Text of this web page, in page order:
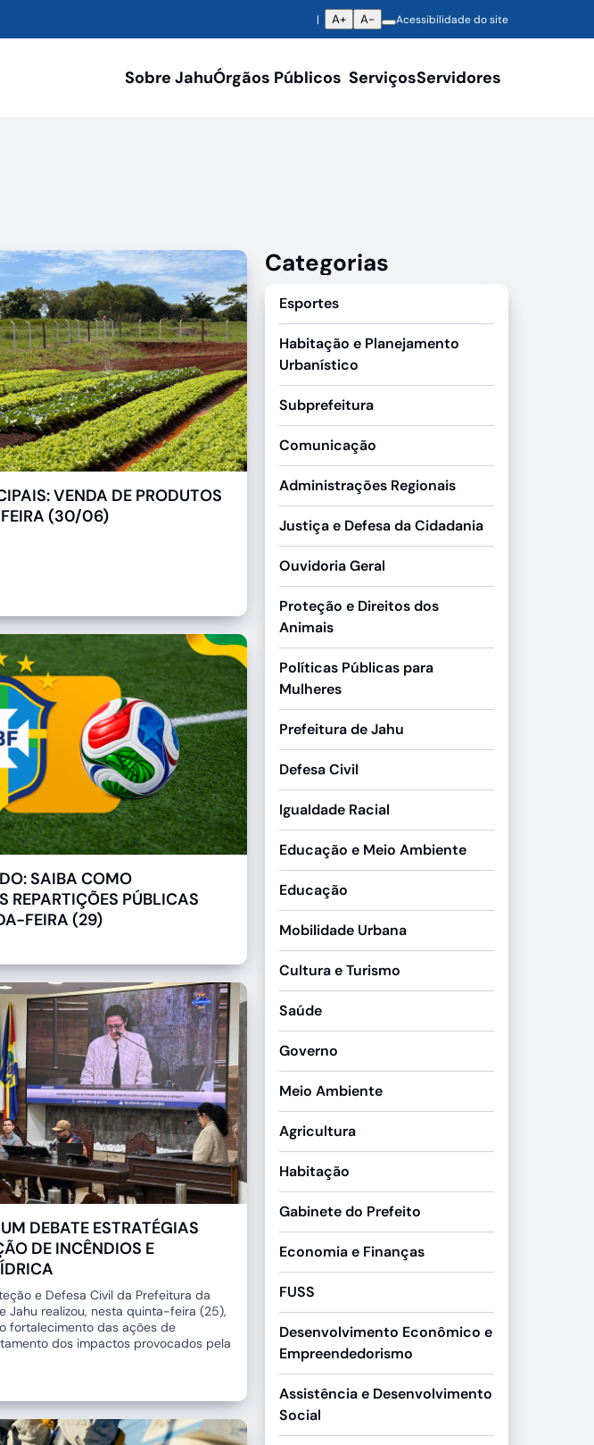
A+ A- Acessibilidade do site
Sobre JahuÓrgãos Públicos ServiçosServidores
VENDA DE PRODUTOS
(30/06)
SAIBA COMO
REPARTIÇÕES PÚBLICAS
FEIRA (29)
DEBATE ESTRATÉGIAS
DE INCÊNDIOS E
e Defesa Civil da Prefeitura da
Jahu realizou, nesta quinta-feira (25),
fortalecimento das ações de
dos impactos provocados pela
Categorias
Esportes
Habitação e Planejamento
Urbanístico
Subprefeitura
Comunicação
Administrações Regionais
Justiça e Defesa da Cidadania
Ouvidoria Geral
Proteção e Direitos dos
Animais
Políticas Públicas para
Mulheres
Prefeitura de Jahu
Defesa Civil
Igualdade Racial
Educação e Meio Ambiente
Educação
Mobilidade Urbana
Cultura e Turismo
Saúde
Governo
Meio Ambiente
Agricultura
Habitação
Gabinete do Prefeito
Economia e Finanças
FUSS
Desenvolvimento Econômico e
Empreendedorismo
Assistência e Desenvolvimento
Social